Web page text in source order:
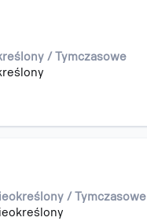
/ Tymczasowe
/ Tymczasowe